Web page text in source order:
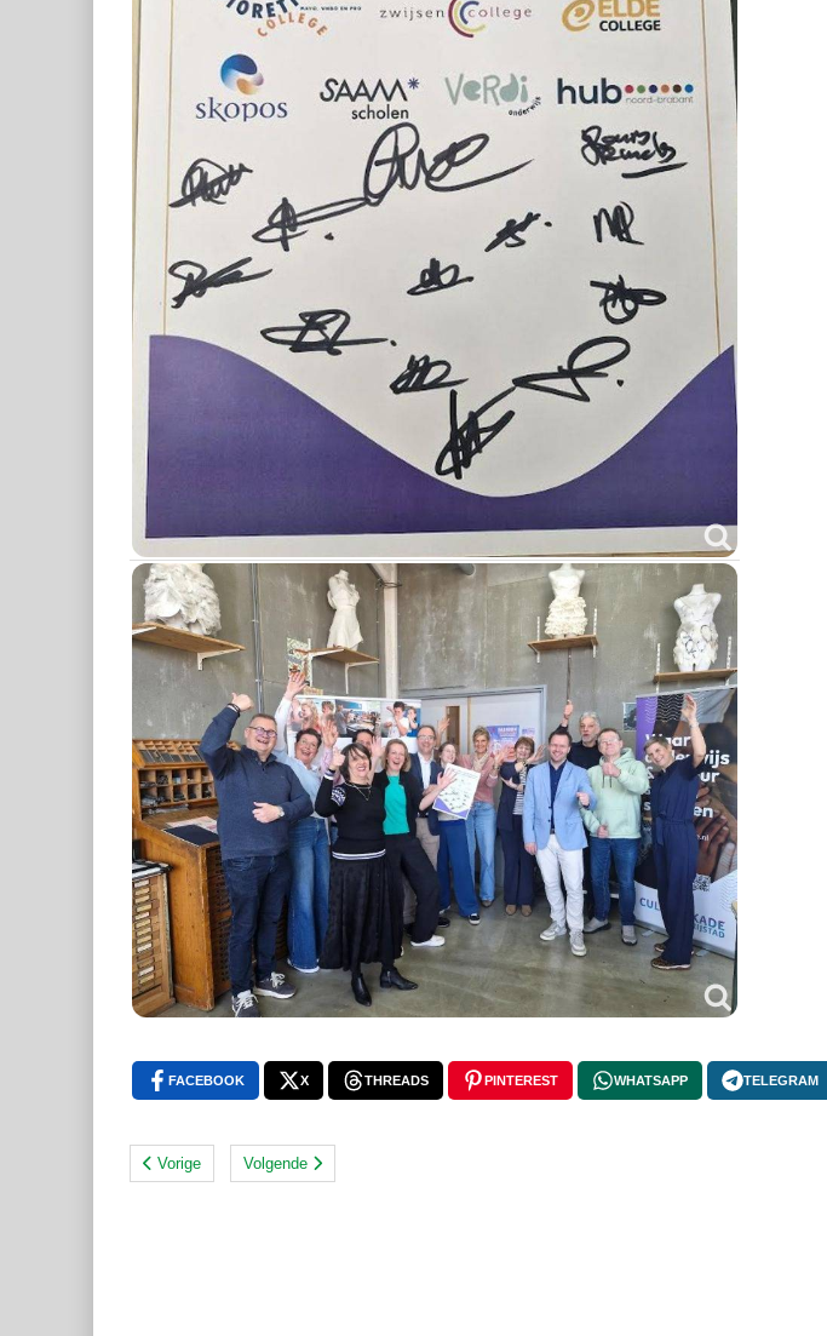
FACEBOOK X THREADS PINTEREST WHATSAPP TELEGRAM
Vorige Volgende